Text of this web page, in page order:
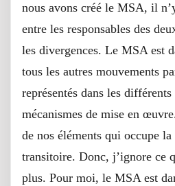
nous avons créé le MSA, il
entre les responsables des
les divergences. Le MSA est
tous les autres mouvements
représentés dans les différents
mécanismes de mise en
de nos éléments qui occupe
transitoire. Donc, j’ignore ce
plus. Pour moi, le MSA est